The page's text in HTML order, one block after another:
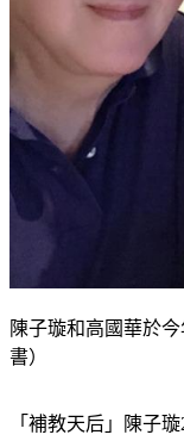
陳子璇和高國華於
書）
「補教天后」陳子